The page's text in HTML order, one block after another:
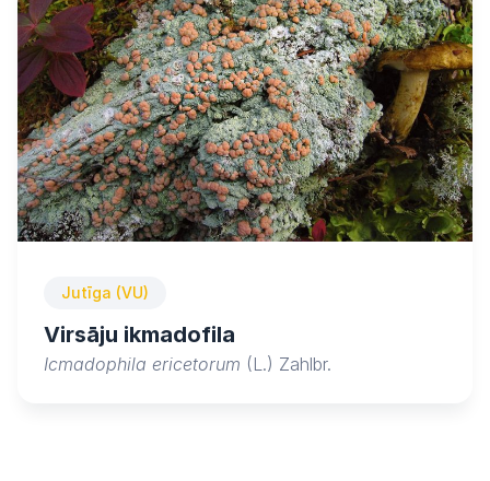
Jutīga (VU)
Virsāju ikmadofila
Icmadophila ericetorum (L.) Zahlbr.